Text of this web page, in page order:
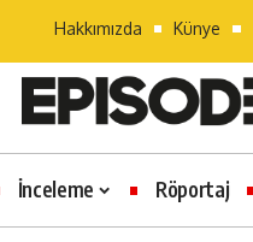
Hakkımızda Künye
İnceleme Röportaj